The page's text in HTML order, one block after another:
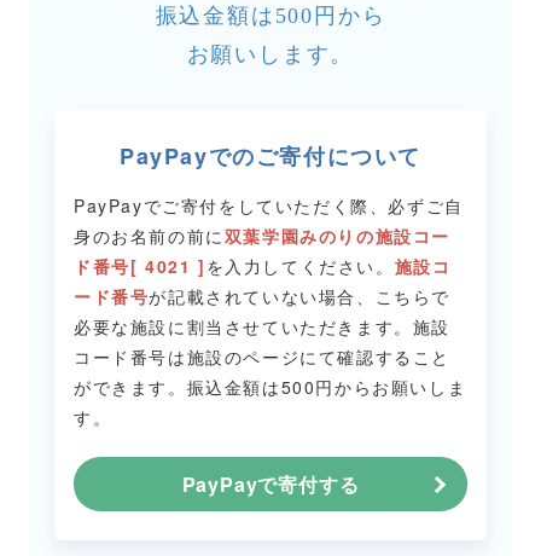
振込金額は500円から
お願いします。
PayPayでのご寄付について
PayPayでご寄付をしていただく際、必ずご自
身のお名前の前に双葉学園みのりの施設コー
ド番号[ 4021 ] を入力してください。 施設コ
ード番号が記載されていない場合、こちらで
必要な施設に割当させていただきます。 施設
コード番号は施設のページにて確認すること
ができます。 振込金額は500円からお願いしま
す。
PayPayで寄付する